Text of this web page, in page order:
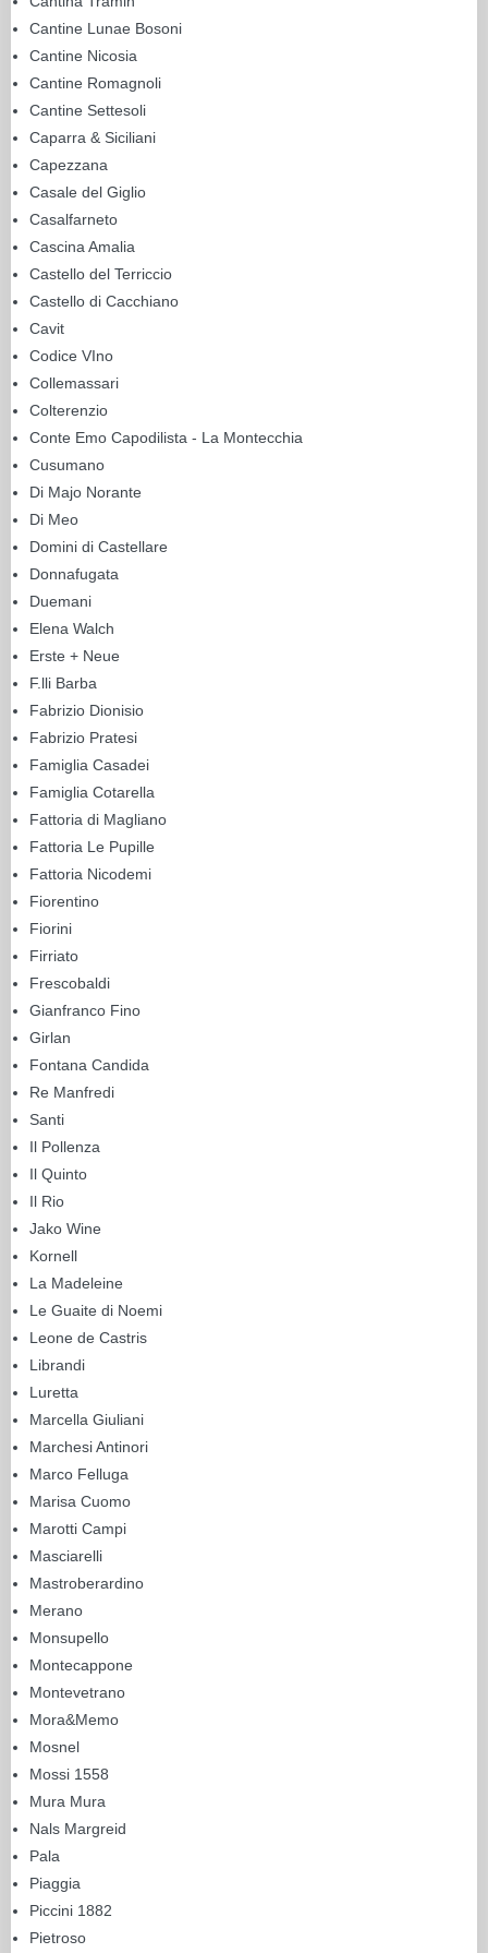
Cantine Lunae Bosoni
Cantine Nicosia
Cantine Romagnoli
Cantine Settesoli
Caparra & Siciliani
Capezzana
Casale del Giglio
Casalfarneto
Cascina Amalia
Castello del Terriccio
Castello di Cacchiano
Cavit
Codice VIno
Collemassari
Colterenzio
Conte Emo Capodilista - La Montecchia
Cusumano
Di Majo Norante
Di Meo
Domini di Castellare
Donnafugata
Duemani
Elena Walch
Erste + Neue
F.lli Barba
Fabrizio Dionisio
Fabrizio Pratesi
Famiglia Casadei
Famiglia Cotarella
Fattoria di Magliano
Fattoria Le Pupille
Fattoria Nicodemi
Fiorentino
Fiorini
Firriato
Frescobaldi
Gianfranco Fino
Girlan
Fontana Candida
Re Manfredi
Santi
Il Pollenza
Il Quinto
Il Rio
Jako Wine
Kornell
La Madeleine
Le Guaite di Noemi
Leone de Castris
Librandi
Luretta
Marcella Giuliani
Marchesi Antinori
Marco Felluga
Marisa Cuomo
Marotti Campi
Masciarelli
Mastroberardino
Merano
Monsupello
Montecappone
Montevetrano
Mora&Memo
Mosnel
Mossi 1558
Mura Mura
Nals Margreid
Pala
Piaggia
Piccini 1882
Pietroso